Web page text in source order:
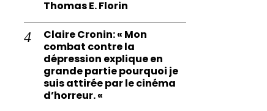
Thomas E. Florin
Claire Cronin: « Mon
combat contre la
dépression explique en
grande partie pourquoi je
suis attirée par le cinéma
d’horreur. «